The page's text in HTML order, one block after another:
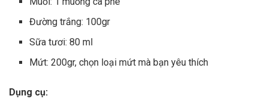
Đường trắng: 100gr
Sữa tươi: 80 ml
Mứt: 200gr, chọn loại mứt mà bạn yêu thích
Dụng cụ: